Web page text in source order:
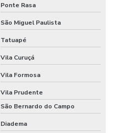
Ponte Rasa
São Miguel Paulista
Tatuapé
Vila Curuçá
Vila Formosa
Vila Prudente
São Bernardo do Campo
Diadema